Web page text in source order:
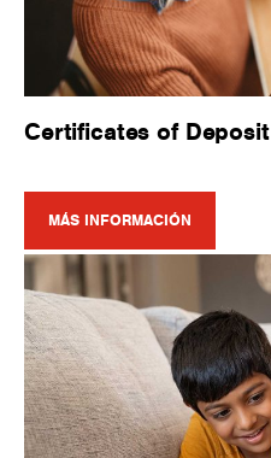
Certificates of Deposit
MÁS INFORMACIÓN